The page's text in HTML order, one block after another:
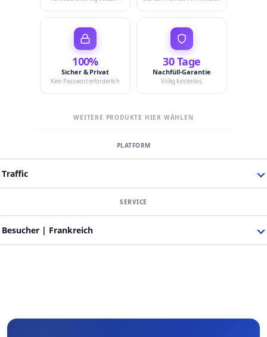
100%
Sicher & Privat
Kein Passwort erforderlich
30 Tage
Nachfüll-Garantie
Völlig kostenlos
WEITERE PRODUKTE HIER WÄHLEN
Traffic
Besucher | Frankreich